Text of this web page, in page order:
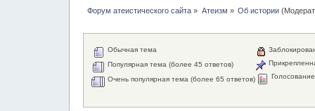
Форум атеистического сайта » Атеизм » Об истории
Обычная тема
Популярная тема (более 45 ответов)
Очень популярная тема (более 65 ответов)
Голосование